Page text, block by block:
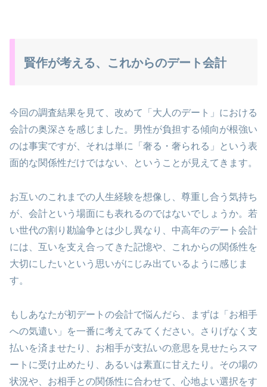
賢作が考える、これからのデート会計
今回の調査結果を見て、改めて「大人のデート」における
会計の奥深さを感じました。男性が負担する傾向が根強い
のは事実ですが、それは単に「奢る・奢られる」という表
面的な関係性だけではない、ということが見えてきます。
お互いのこれまでの人生経験を想像し、尊重し合う気持ち
が、会計という場面にも表れるのではないでしょうか。若
い世代の割り勘論争とは少し異なり、中高年のデート会計
には、互いを支え合ってきた記憶や、これからの関係性を
大切にしたいという思いがにじみ出ているように感じま
す。
もしあなたが初デートの会計で悩んだら、まずは「お相手
への気遣い」を一番に考えてみてください。さりげなく支
払いを済ませたり、お相手が支払いの意思を見せたらスマ
ートに受け止めたり、あるいは素直に甘えたり。その場の
状況や、お相手との関係性に合わせて、心地よい選択をす